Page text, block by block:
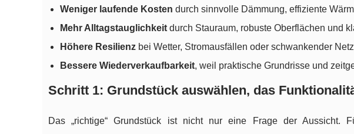
Weniger laufende Kosten durch sinnvolle Dämmung, effiziente
Mehr Alltagstauglichkeit durch Stauraum, robuste Oberflächen und
Höhere Resilienz bei Wetter, Stromausfällen oder schwankender
Bessere Wiederverkaufbarkeit, weil praktische Grundrisse und
Schritt 1: Grundstück auswählen, das
Das „richtige“ Grundstück ist nicht nur eine Frage der Aussicht.